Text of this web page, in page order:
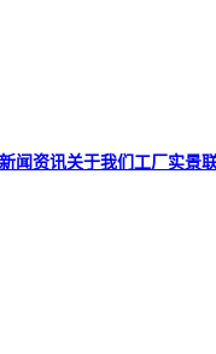
新闻资讯关于我们 工厂实景